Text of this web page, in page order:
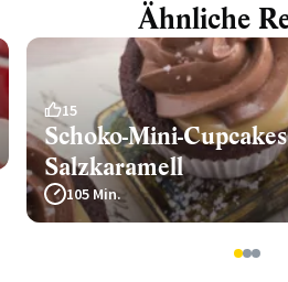
Ähnliche
15
Schoko-Mini-
Salzkaramell
105 Min.
123